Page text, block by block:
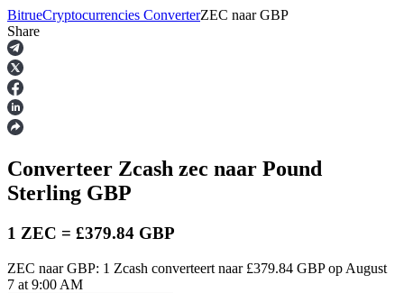
Termijncontracten
USDT-futures
BitrueCryptocurrencies ConverterZEC naar GBP
Share
Converteer Zcash zec naar Pound
Sterling GBP
1 ZEC = £379.84 GBP
ZEC naar GBP: 1 Zcash converteert naar £379.84 GBP op August
7 at 9:00 AM